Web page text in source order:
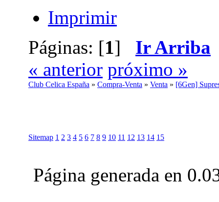
Imprimir
Páginas: [1] Ir Arriba
« anterior próximo »
Club Celica España » Compra-Venta » Venta » [6Gen]
Sitemap 1 2 3 4 5 6 7 8 9 10 11 12 13 14 15
Página generada en